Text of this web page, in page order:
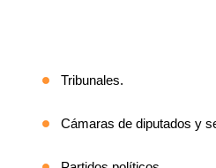
Tribunales.
Cámaras de diputados y